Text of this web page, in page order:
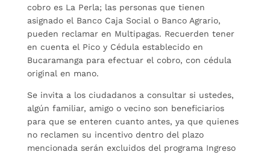
cobro es La Perla; las personas que tienen
asignado el Banco Caja Social o Banco Agrario,
pueden reclamar en Multipagas. Recuerden tener
en cuenta el Pico y Cédula establecido en
Bucaramanga para efectuar el cobro, con cédula
original en mano.
Se invita a los ciudadanos a consultar si ustedes,
algún familiar, amigo o vecino son beneficiarios
para que se enteren cuanto antes, ya que quienes
no reclamen su incentivo dentro del plazo
mencionada serán excluidos del programa Ingreso